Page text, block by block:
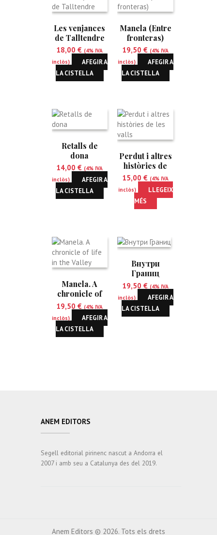
Les venjances
de Talltendre
18,00€ (4% IVA
inclòs)
AFEGIR A
LA CISTELLA
Manela (Entre
fronteras)
19,50€ (4% IVA
inclòs)
AFEGIR A
LA CISTELLA
Retalls de
dona
14,00€ (4% IVA
inclòs)
AFEGIR A
LA CISTELLA
Perdut i altres
històries de
les valls
15,00€ (4% IVA
inclòs)
LLEGEIX
MÉS
Manela. A
chronicle of
life in the
Valley
19,50€ (4% IVA
inclòs)
AFEGIR A
LA CISTELLA
Внутри
Границ
19,50€ (4% IVA
inclòs)
AFEGIR A
LA CISTELLA
ANEM EDITORS
Segell editorial pirinenc nascut a Andorra el
2007 i amb seu a Catalunya des del 2019.
Anem Editors © 2026. Tots els drets